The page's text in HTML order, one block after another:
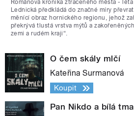
Románová kronika ztraceného města -
Lednická předkládá do značné míry
měnící obraz hornického regionu, jehož
překrývá tlustá vrstva mýtů a
zemi a rudém kraji“.
O čem skály mlčí
Kateřina Surmanová
Koupit
Pan Nikdo a bílá tma